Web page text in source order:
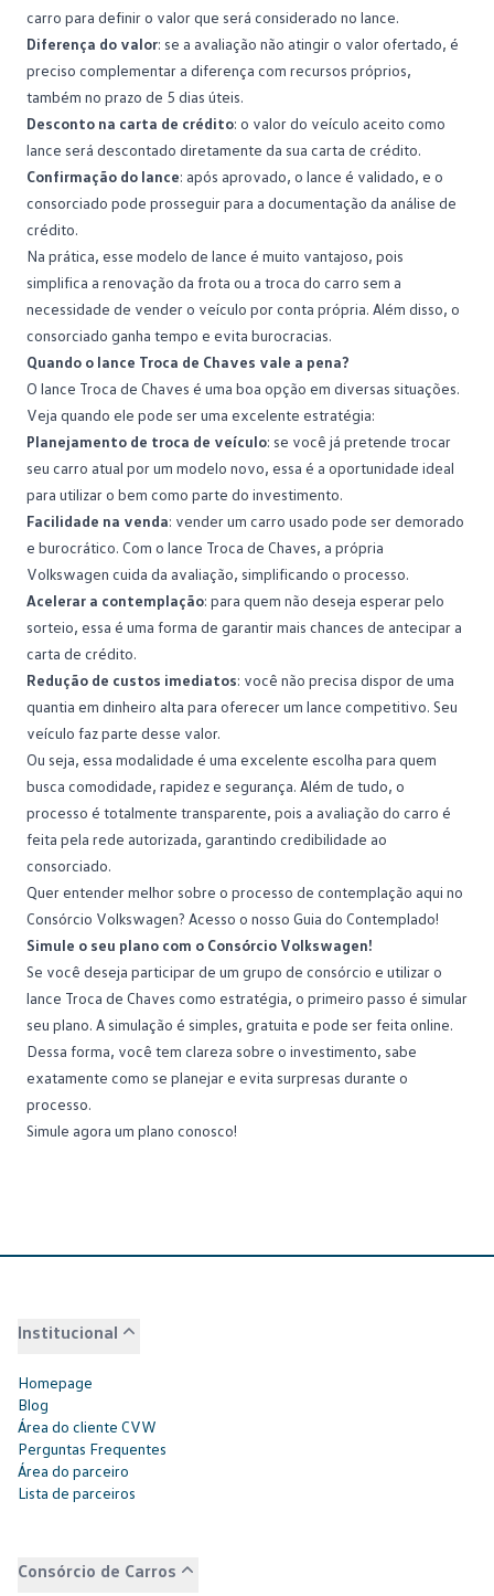
carro para definir o valor que será considerado no lance.
Diferença do valor: se a avaliação não atingir o valor ofertado, é
preciso complementar a diferença com recursos próprios,
também no prazo de 5 dias úteis.
Desconto na carta de crédito: o valor do veículo aceito como
lance será descontado diretamente da sua carta de crédito.
Confirmação do lance: após aprovado, o lance é validado, e o
consorciado pode prosseguir para a documentação da análise de
crédito.
Na prática, esse modelo de lance é muito vantajoso, pois
simplifica a renovação da frota ou a troca do carro sem a
necessidade de vender o veículo por conta própria. Além disso, o
consorciado ganha tempo e evita burocracias.
Quando o lance Troca de Chaves vale a pena?
O lance Troca de Chaves é uma boa opção em diversas situações.
Veja quando ele pode ser uma excelente estratégia:
Planejamento de troca de veículo: se você já pretende trocar
seu carro atual por um modelo novo, essa é a oportunidade ideal
para utilizar o bem como parte do investimento.
Facilidade na venda: vender um carro usado pode ser demorado
e burocrático. Com o lance Troca de Chaves, a própria
Volkswagen cuida da avaliação, simplificando o processo.
Acelerar a contemplação: para quem não deseja esperar pelo
sorteio, essa é uma forma de garantir mais chances de antecipar a
carta de crédito.
Redução de custos imediatos: você não precisa dispor de uma
quantia em dinheiro alta para oferecer um lance competitivo. Seu
veículo faz parte desse valor.
Ou seja, essa modalidade é uma excelente escolha para quem
busca comodidade, rapidez e segurança. Além de tudo, o
processo é totalmente transparente, pois a avaliação do carro é
feita pela rede autorizada, garantindo credibilidade ao
consorciado.
Quer entender melhor sobre o processo de contemplação aqui no
Consórcio Volkswagen? Acesso o nosso Guia do Contemplado!
Simule o seu plano com o Consórcio Volkswagen!
Se você deseja participar de um grupo de consórcio e utilizar o
lance Troca de Chaves como estratégia, o primeiro passo é simular
seu plano. A simulação é simples, gratuita e pode ser feita online.
Dessa forma, você tem clareza sobre o investimento, sabe
exatamente como se planejar e evita surpresas durante o
processo.
Simule agora um plano conosco!
Institucional
Homepage
Blog
Área do cliente CVW
Perguntas Frequentes
Área do parceiro
Lista de parceiros
Consórcio de Carros